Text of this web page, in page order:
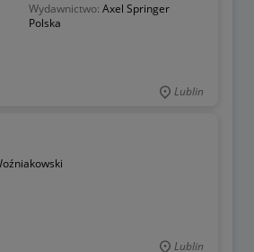
Wydawnictwo:Axel Springer
Polska
Lublin
Lublin